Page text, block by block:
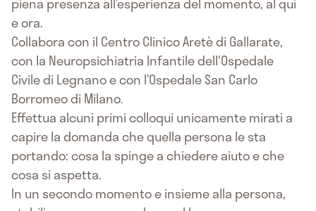
e ora.
Collabora con il Centro Clinico Aretè di Gallarate,
con la Neuropsichiatria Infantile dell'Ospedale
Civile di Legnano e con l’Ospedale San Carlo
Borromeo di Milano.
Effettua alcuni primi colloqui unicamente mirati a
capire la domanda che quella persona le sta
portando: cosa la spinge a chiedere aiuto e che
cosa si aspetta.
In un secondo momento e insieme alla persona,